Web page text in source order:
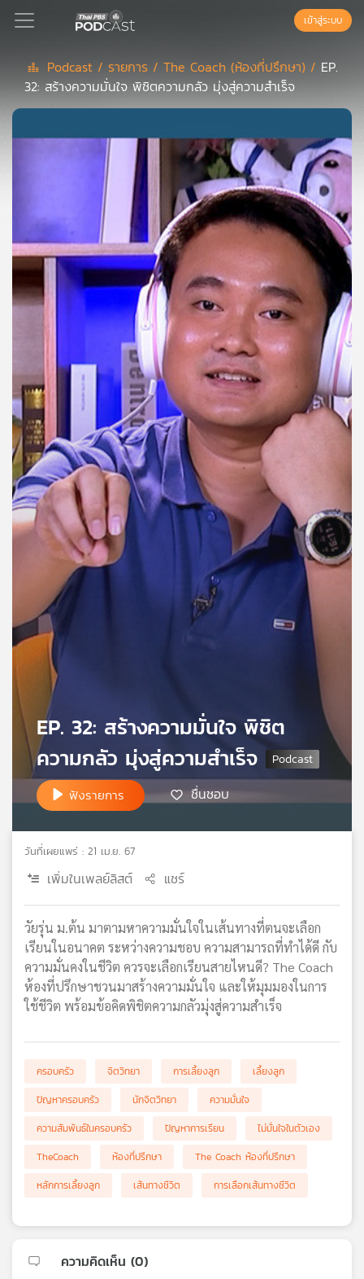
Podcast
แนะนำ
ย์
คุณ
เพลง
บทความ
กิจกรรม
เกี่ยว
กับ
เรา
เครือ
ข่าย
วิทยุ
ไทย
บี
เอส
แผนที่
วิทยุ
เครือ
ข่าย
เข้าสู่ระบบ
Podcast / รายการ /The Coach (ห้องที่ปรึกษา) / EP.
32: สร้างความมั่นใจ พิชิตความกลัว มุ่งสู่ความสำเร็จ
EP. 32: สร้างความมั่นใจ พิชิต
ความกลัว มุ่งสู่ความสำเร็จ
ฟังรายการ ชื่นชอบ
วันที่เผยแพร่ : 21 เม.ย. 67
เพิ่มในเพลย์ลิสต์ แชร์
วัยรุ่น ม.ต้น มาตามหาความมั่นใจในเส้นทางที่ตนจะเลือก
เรียนในอนาคต ระหว่างความชอบ ความสามารถที่ทำได้ดี กับ
ความมั่นคงในชีวิต ควรจะเลือกเรียนสายไหนดี? The Coach
ห้องที่ปรึกษาชวนมาสร้างความมั่นใจ และให้มุมมองในการ
ใช้ชีวิต พร้อมข้อคิดพิชิตความกลัวมุ่งสู่ความสำเร็จ
ครอบครัว จิตวิทยา การเลี้ยงลูก
เลี้ยงลูก
ปัญหาครอบครัว
นักจิตวิทยา
ความมั่นใจ
ความสัมพันธ์ในครอบครัว
ปัญหาการเรียน
ไม่มั่นใจในตัวเอง
TheCoach
ห้องที่ปรึกษา
The Coach ห้องที่ปรึกษา
หลักการเลี้ยงลูก
เส้นทางชีวิต การเลือกเส้นทางชีวิต
ความคิดเห็น (0)